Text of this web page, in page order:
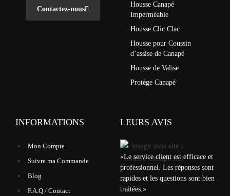
Contactez-nous
Housse Canapé
Imperméable
Housse Clic Clac
Housse pour Coussin
d’assise de Canapé
Housse de Valise
Protège Canapé
INFORMATIONS
Mon Compte
Suivre ma Commande
Blog
F.A.Q / Contact
LEURS AVIS
«Le service client est efficace et
professionnel. Les réponses sont
rapides et les questions sont bien
traitées.»